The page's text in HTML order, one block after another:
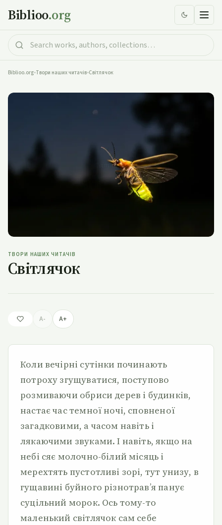
Biblioo.org
Biblioo.org•Твори наших читачів•Світлячок
Світлячок
ТВОРИ НАШИХ ЧИТАЧІВ
Світлячок
A- A+
Коли вечірні сутінки починають
потроху згущуватися, поступово
розмиваючи обриси дерев і будинків,
настає час темної ночі, сповненої
загадковими, а часом навіть і
лякаючими звуками. І навіть, якщо на
небі сяє молочно-білий місяць і
мерехтять пустотливі зорі, тут унизу, в
гущавині буйного різнотрав’я панує
суцільний морок. Ось тому-то
маленький світлячок сам себе